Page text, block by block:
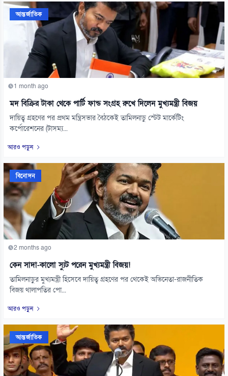
আন্তর্জাতিক
1 month ago
মদ বিক্রির টাকা থেকে পার্টি ফান্ড সংগ্রহ রুখে দিলেন মুখ্যমন্ত্রী বিজয়
দায়িত্ব গ্রহণের পর প্রথম মন্ত্রিসভার বৈঠকেই তামিলনাড়ু স্টেট মার্কেটিং
কর্পোরেশনের (টাসম্য...
আরও পড়ুন
বিনোদন
2 months ago
কেন সাদা-কালো স্যুট পরেন মুখ্যমন্ত্রী বিজয়!
তামিলনাড়ুর মুখ্যমন্ত্রী হিসেবে দায়িত্ব গ্রহণের পর থেকেই অভিনেতা-রাজনীতিক
বিজয় থালাপতির পো...
আরও পড়ুন
আন্তর্জাতিক